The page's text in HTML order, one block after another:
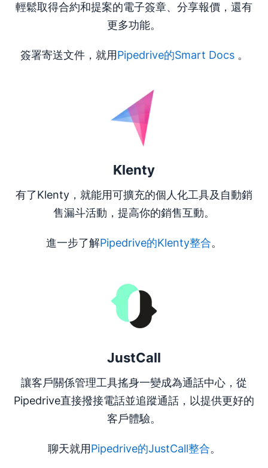
輕鬆取得合約和提案的電子簽章、分享報價，還有
更多功能。
簽署寄送文件，就用Pipedrive的Smart Docs。
Klenty
有了Klenty，就能用可擴充的個人化工具及自動銷
售漏斗活動，提高你的銷售互動。
進一步了解Pipedrive的Klenty整合。
JustCall
讓客戶關係管理工具搖身一變成為通話中心，從
Pipedrive直接撥接電話並追蹤通話，以提供更好的
客戶體驗。
聊天就用Pipedrive的JustCall整合。